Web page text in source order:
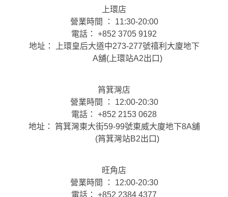
上環店
營業時間 ： 11:30-20:00
電話： +852 3705 9192
地址： 上環皇后大道中273-277號禧利大廈地下
A舖(上環站A2出口)
筲箕灣店
營業時間 ： 12:00-20:30
電話： +852 2153 0628
地址： 筲箕灣東大街59-99號東威大廈地下8A舖
(筲箕灣站B2出口)
旺角店
營業時間 ： 12:00-20:30
電話： +852 2384 4377